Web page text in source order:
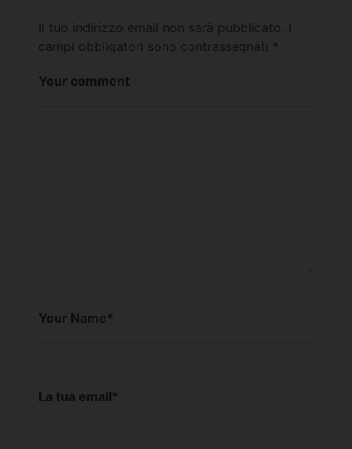
Il tuo indirizzo email non sarà pubblicato.
campi obbligatori sono contrassegnati *
Your comment
Your Name*
La tua email*